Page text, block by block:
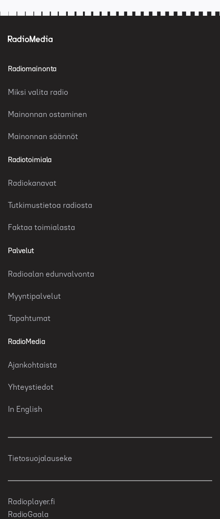
Radiomainonta
Miksi valita radio
Mainonnan ostaminen
Mainonnan säännöt
Radiotoimiala
Radiokanavat
Tutkimustietoa radiosta
Faktaa toimialasta
Palvelut
Radioalan edunvalvonta
Myyntipalvelut
Tapahtumat
RadioMedia
Ajankohtaista
Yhteystiedot
In English
Tietosuojalauseke
Radioplayer.fi
RadioGaala